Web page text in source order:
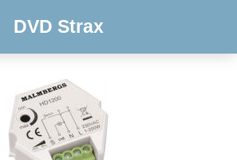
DVD Strax